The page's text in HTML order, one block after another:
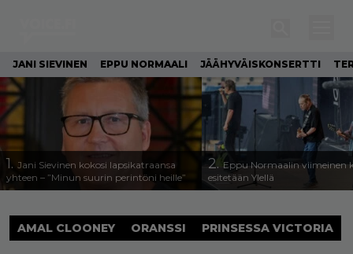
JANI SIEVINEN EPPU NORMAALI JÄÄHYVÄISKONSERTTI
1. Jani Sievinen kokosi lapsikatraansa
yhteen – ”Minun suurin perintöni heille”
2. Eppu Normaalin viimeinen
esitetään Ylellä
AMAL CLOONEY ORANSSI PRINSESSA VICTORIA